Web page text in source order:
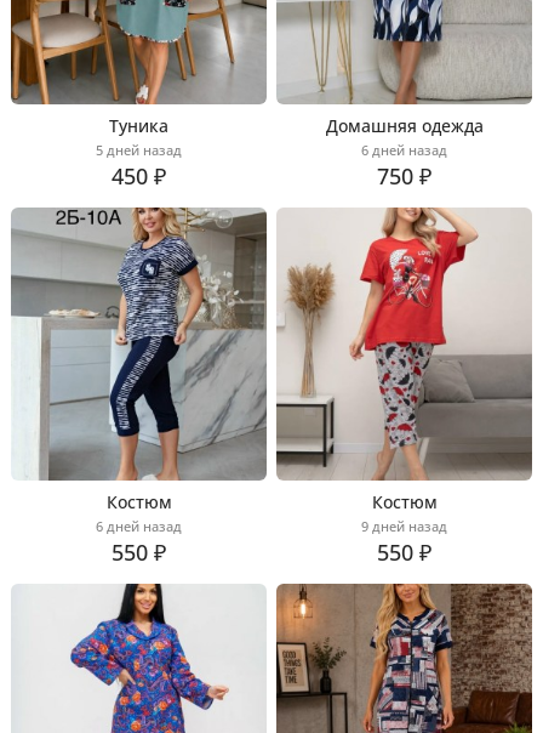
Туника
5 дней назад
450 ₽
Домашняя одежда
6 дней назад
750 ₽
Костюм
6 дней назад
550 ₽
Костюм
9 дней назад
550 ₽